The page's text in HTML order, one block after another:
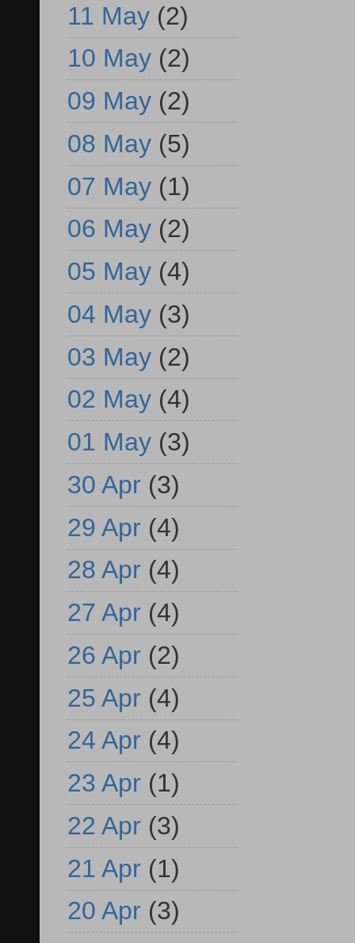
11 May (2)
10 May (2)
09 May (2)
08 May (5)
07 May (1)
06 May (2)
05 May (4)
04 May (3)
03 May (2)
02 May (4)
01 May (3)
30 Apr (3)
29 Apr (4)
28 Apr (4)
27 Apr (4)
26 Apr (2)
25 Apr (4)
24 Apr (4)
23 Apr (1)
22 Apr (3)
21 Apr (1)
20 Apr (3)